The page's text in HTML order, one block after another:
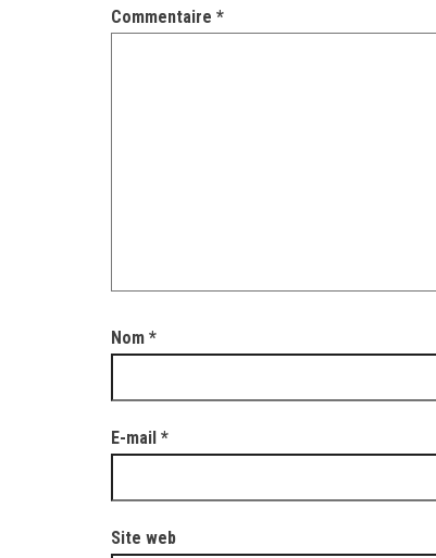
Commentaire *
Nom *
E-mail *
Site web